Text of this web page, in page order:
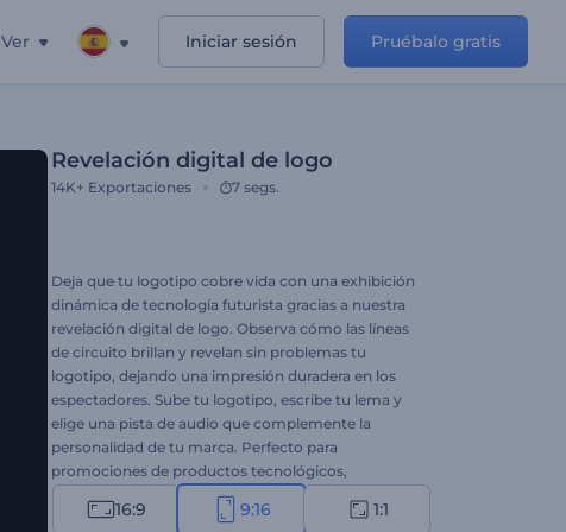
Ver Iniciar sesión Pruébalo gratis
Revelación digital de logo
14K+ Exportaciones 7 segs.
Deja que tu logotipo cobre vida con una exhibición
dinámica de tecnología futurista gracias a nuestra
revelación digital de logo. Observa cómo las líneas
de circuito brillan y revelan sin problemas tu
logotipo, dejando una impresión duradera en los
espectadores. Sube tu logotipo, escribe tu lema y
elige una pista de audio que complemente la
personalidad de tu marca. Perfecto para
promociones de productos tecnológicos,
presentaciones de empresas, proyectos
cinematográficos y más. ¡Crea ahora y deja tu
16:9 9:16 1:1